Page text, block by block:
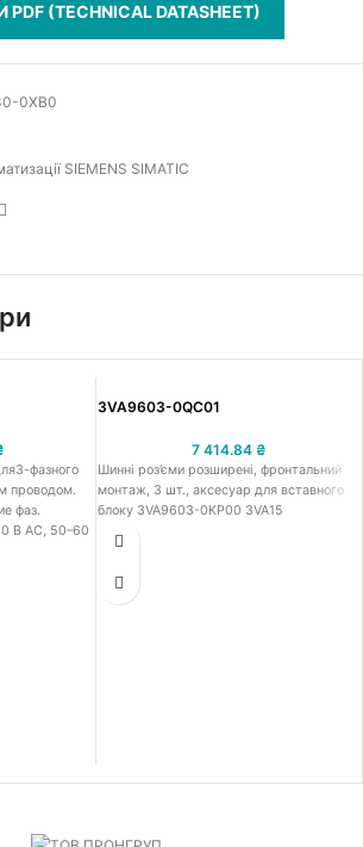
(TECHNICAL DATASHEET)
0XB0
SIEMENS SIMATIC
фазного
проводом.
фаз.
В AC, 50–60
1–
зажим.
3VA9603-0QC01
7 414.84 ₴
Шинні роз’єми розширені, фронтальний
монтаж, 3 шт., аксесуар для вставного
блоку 3VA9603-0KP00 3VA15